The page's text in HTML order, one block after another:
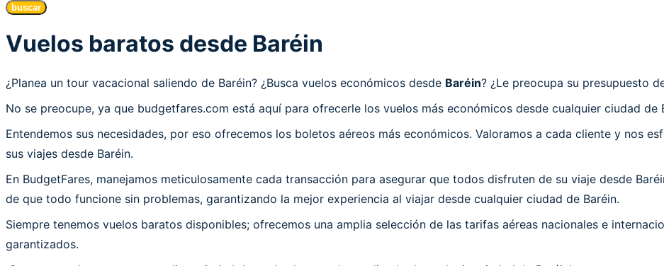
buscar
Vuelos baratos desde Baréin
¿Planea un tour vacacional saliendo de Baréin? ¿Busca vuelos económicos desde Baréin? ¿Le preocupa su presupuesto
No se preocupe, ya que budgetfares.com está aquí para ofrecerle los vuelos más económicos desde cualquier ciudad de
Entendemos sus necesidades, por eso ofrecemos los boletos aéreos más económicos. Valoramos a cada cliente y nos
sus viajes desde Baréin.
En BudgetFares, manejamos meticulosamente cada transacción para asegurar que todos disfruten de su viaje desde
de que todo funcione sin problemas, garantizando la mejor experiencia al viajar desde cualquier ciudad de Baréin.
Siempre tenemos vuelos baratos disponibles; ofrecemos una amplia selección de las tarifas aéreas nacionales e
garantizados.